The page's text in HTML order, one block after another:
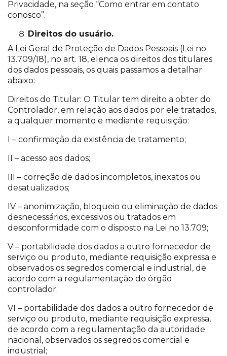
Privacidade, na seção “Como entrar em contato
conosco”.
Direitos do usuário.
A Lei Geral de Proteção de Dados Pessoais (Lei no
13.709/18), no art. 18, elenca os direitos dos titulares
dos dados pessoais, os quais passamos a detalhar
abaixo:
Direitos do Titular: O Titular tem direito a obter do
Controlador, em relação aos dados por ele tratados,
a qualquer momento e mediante requisição:
I – confirmação da existência de tratamento;
II – acesso aos dados;
III – correção de dados incompletos, inexatos ou
desatualizados;
IV – anonimização, bloqueio ou eliminação de dados
desnecessários, excessivos ou tratados em
desconformidade com o disposto na Lei no 13.709;
V – portabilidade dos dados a outro fornecedor de
serviço ou produto, mediante requisição expressa e
observados os segredos comercial e industrial, de
acordo com a regulamentação do órgão
controlador;
VI – portabilidade dos dados a outro fornecedor de
serviço ou produto, mediante requisição expressa,
de acordo com a regulamentação da autoridade
nacional, observados os segredos comercial e
industrial;